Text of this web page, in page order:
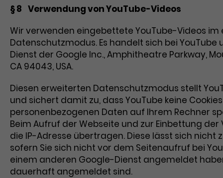
§ 8 Verwendung von YouTube-Videos
Wir verwenden eingebettete YouTube-Videos
Datenschutzmodus. Es handelt sich bei YouTube
Dienst der Google Inc., Amphitheatre Parkway,
CA 94043, USA.
Diesen erweiterten Datenschutzmodus stellt
und sichert damit zu, dass YouTube keine
personenbezogenen Daten auf Ihrem Rechner
Beim Aufruf der Webseite und zur Einbettung der
die IP-Adresse übertragen. Diese lässt sich nicht
sofern Sie sich nicht vor dem Seitenaufruf bei
einem anderen Google-Dienst angemeldet
dauerhaft angemeldet sind.